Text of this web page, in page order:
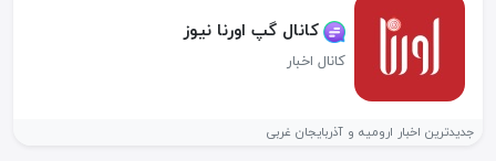
کانال گپ اورنا نیوز
کانال اخبار
جدیدترین اخبار ارومیه و آذربایجان غربی